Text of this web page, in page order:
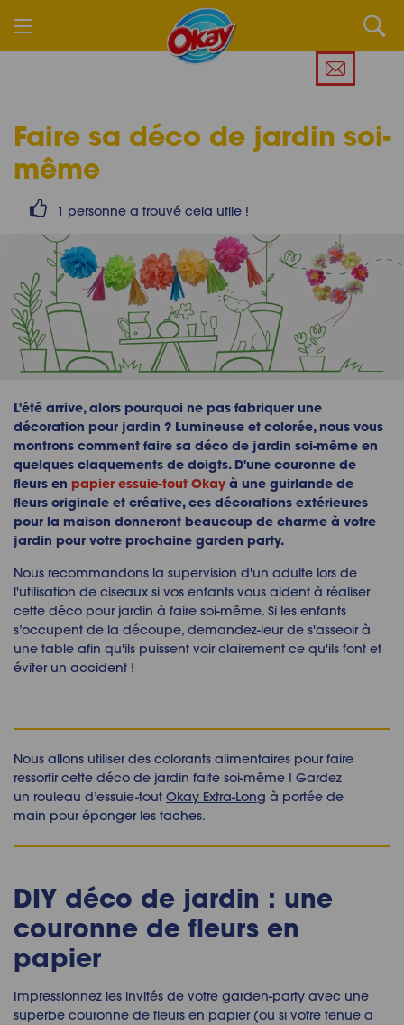
Faire sa déco de jardin soi-
même
1 personne a trouvé cela utile !
L'été arrive, alors pourquoi ne pas fabriquer une
décoration pour jardin ? Lumineuse et colorée, nous vous
montrons comment faire sa déco de jardin soi-même en
quelques claquements de doigts. D'une couronne de
fleurs en papier essuie-tout Okay à une guirlande de
fleurs originale et créative, ces décorations extérieures
pour la maison donneront beaucoup de charme à votre
jardin pour votre prochaine garden party.
Nous recommandons la supervision d'un adulte lors de
l'utilisation de ciseaux si vos enfants vous aident à réaliser
cette déco pour jardin à faire soi-même. Si les enfants
s’occupent de la découpe, demandez-leur de s'asseoir à
une table afin qu'ils puissent voir clairement ce qu'ils font et
éviter un accident !
Nous allons utiliser des colorants alimentaires pour faire
ressortir cette déco de jardin faite soi-même ! Gardez
un rouleau d’essuie-tout Okay Extra-Long à portée de
main pour éponger les taches.
DIY déco de jardin : une
couronne de fleurs en
papier
Impressionnez les invités de votre garden-party avec une
superbe couronne de fleurs en papier (ou si votre tenue a